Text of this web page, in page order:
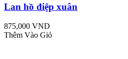
Lan hồ điệp xuân
875,000 VND
Thêm Vào Giỏ